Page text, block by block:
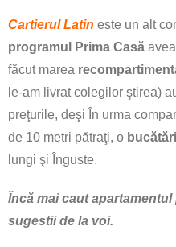
Cartierul Latin este un alt
programul Prima Casă
făcut marea
le-am livrat colegilor ştirea)
preţurile, deşi În urma
de 10 metri pătraţi, o
lungi şi Înguste.
Încă mai caut
sugestii de la voi.